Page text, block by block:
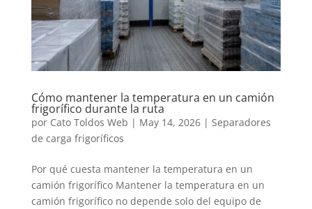
Cómo mantener la temperatura en un camión
frigorífico durante la ruta
por Cato Toldos Web | May 14, 2026| Separadores
de carga frigoríficos
Por qué cuesta mantener la temperatura en un
camión frigorífico Mantener la temperatura en un
camión frigorífico no depende solo del equipo de